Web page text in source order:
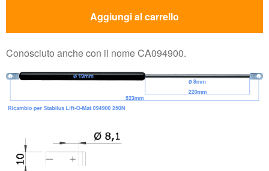
Aggiungi al carrello
Conosciuto anche con il nome CA094900.